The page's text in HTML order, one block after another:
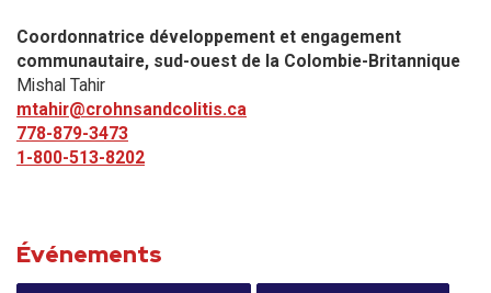
Coordonnatrice développement et engagement
communautaire, sud-ouest de la Colombie-Britannique
Mishal Tahir
mtahir@crohnsandcolitis.ca
778-879-3473
1-800-513-8202
Événements